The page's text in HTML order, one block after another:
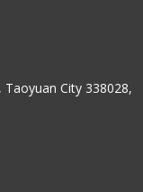
Taoyuan City 338028,